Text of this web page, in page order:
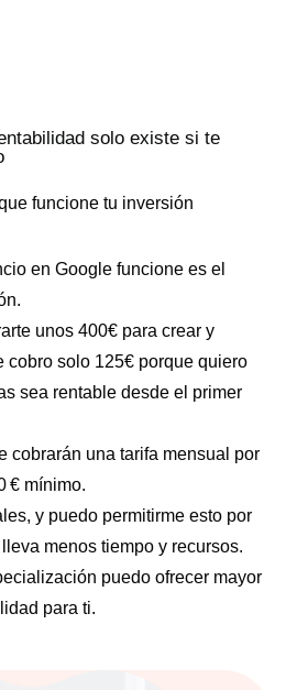
solo existe si te
funcione tu inversión
en Google funcione es el
unos 400€ para crear y
cobro solo 125€ porque quiero
sea rentable desde el primer
cobrarán una tarifa mensual por
€ mínimo.
y puedo permitirme esto por
menos tiempo y recursos.
puedo ofrecer mayor
para ti.